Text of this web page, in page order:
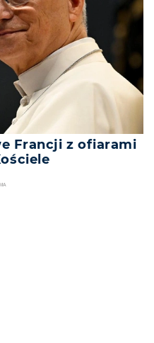
Francji z ofiarami